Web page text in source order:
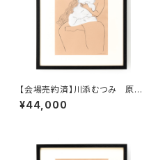
【会場売約済】川添むつみ 原画
A 「休息」 額装込み、直筆サイン
入り
¥44,000